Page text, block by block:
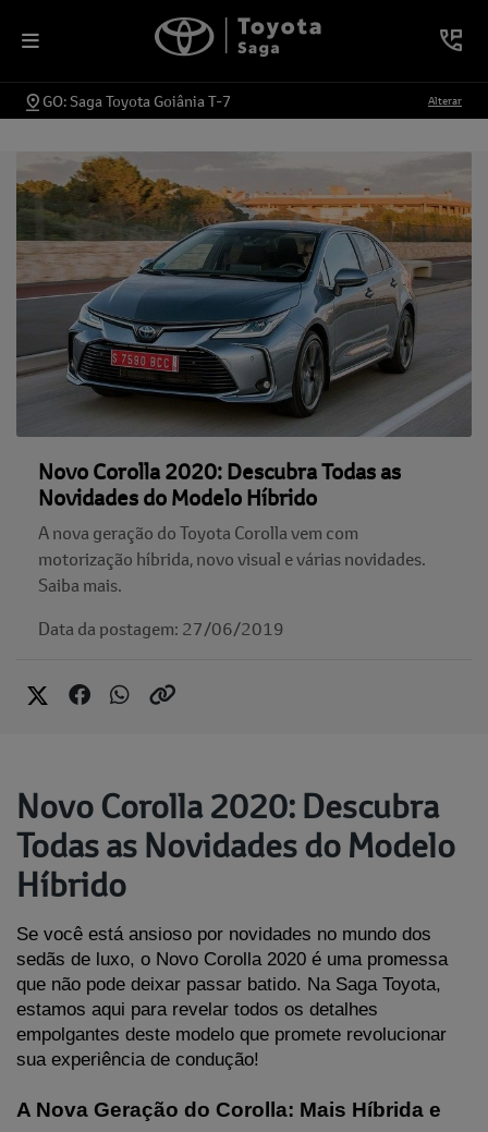
GO: Saga Toyota Goiânia T-7 Alterar
Novo Corolla 2020: Descubra Todas as
Novidades do Modelo Híbrido
A nova geração do Toyota Corolla vem com
motorização híbrida, novo visual e várias novidades.
Saiba mais.
Data da postagem: 27/06/2019
Novo Corolla 2020: Descubra
Todas as Novidades do Modelo
Híbrido
Se você está ansioso por novidades no mundo dos
sedãs de luxo, o Novo Corolla 2020 é uma promessa
que não pode deixar passar batido. Na Saga Toyota,
estamos aqui para revelar todos os detalhes
empolgantes deste modelo que promete revolucionar
sua experiência de condução!
A Nova Geração do Corolla: Mais Híbrida e